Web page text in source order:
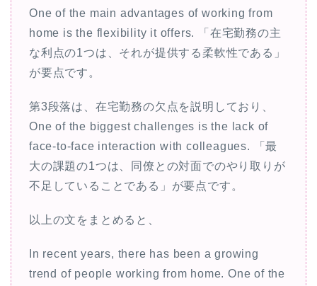
One of the main advantages of working from
home is the flexibility it offers. 「在宅勤務の主
な利点の1つは、それが提供する柔軟性である」
が要点です。
第3段落は、在宅勤務の欠点を説明しており、
One of the biggest challenges is the lack of
face-to-face interaction with colleagues. 「最
大の課題の1つは、同僚との対面でのやり取りが
不足していることである」が要点です。
以上の文をまとめると、
In recent years, there has been a growing
trend of people working from home. One of the